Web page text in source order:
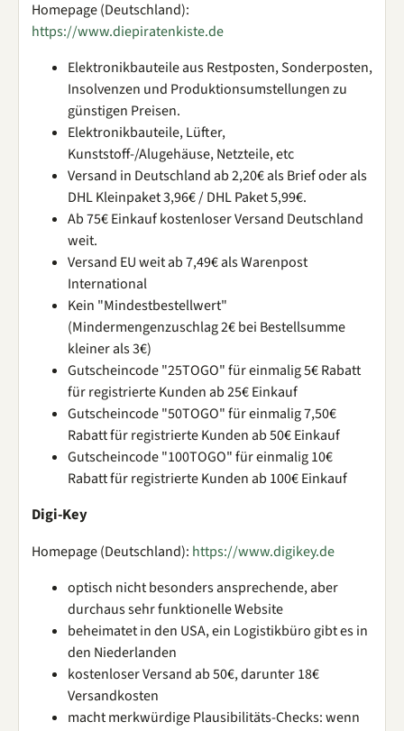
Homepage (Deutschland):
https://www.diepiratenkiste.de
Elektronikbauteile aus Restposten, Sonderposten,
Insolvenzen und Produktionsumstellungen zu
günstigen Preisen.
Elektronikbauteile, Lüfter,
Kunststoff-/Alugehäuse, Netzteile, etc
Versand in Deutschland ab 2,20€ als Brief oder als
DHL Kleinpaket 3,96€ / DHL Paket 5,99€.
Ab 75€ Einkauf kostenloser Versand Deutschland
weit.
Versand EU weit ab 7,49€ als Warenpost
International
Kein "Mindestbestellwert"
(Mindermengenzuschlag 2€ bei Bestellsumme
kleiner als 3€)
Gutscheincode "25TOGO" für einmalig 5€ Rabatt
für registrierte Kunden ab 25€ Einkauf
Gutscheincode "50TOGO" für einmalig 7,50€
Rabatt für registrierte Kunden ab 50€ Einkauf
Gutscheincode "100TOGO" für einmalig 10€
Rabatt für registrierte Kunden ab 100€ Einkauf
Digi-Key
Homepage (Deutschland): https://www.digikey.de
optisch nicht besonders ansprechende, aber
durchaus sehr funktionelle Website
beheimatet in den USA, ein Logistikbüro gibt es in
den Niederlanden
kostenloser Versand ab 50€, darunter 18€
Versandkosten
macht merkwürdige Plausibilitäts-Checks: wenn